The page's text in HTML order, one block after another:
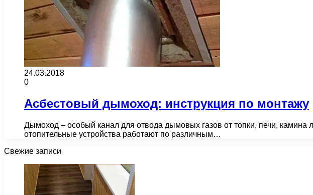
24.03.2018
0
Асбестовый дымоход: инструкция по монтажу
Дымоход – особый канал для отвода дымовых газов от топки, печи, камина
отопительные устройства работают по различным…
Свежие записи